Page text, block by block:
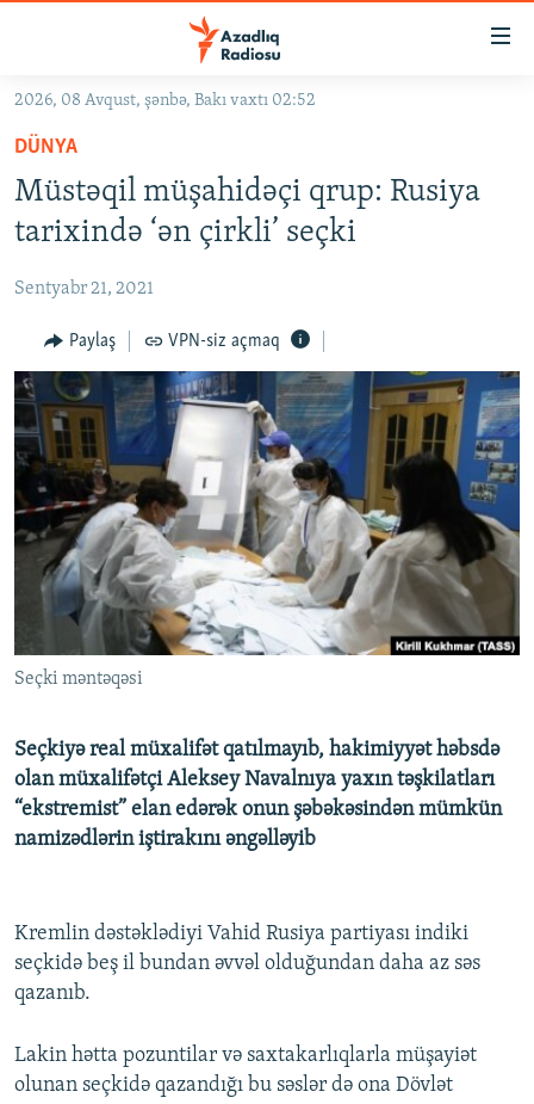
Əsas
qayıt
Əsas
naviqasiyaya
qayıt
Axtarışa
KORRUPSIOMETR
FƏRQƏ BAX
QANUNI DOĞRU
ARAŞDIRMA
MULTIMEDIA
VIDEO
FOTOQALEREYA
İNFOQRAFIKA
KARIKATURA
RADIO ARXIV
OXU ZALI
AZƏRBAYCAN ƏDƏBIYYATI KITABXANASI
İSLAM VƏ DEMOKRATIYA
İZ - MƏDƏNIYYƏT PROQRAMI
HAQQIMIZDA
MISSIYAMIZ
PEŞƏ ETIKASI VƏ JURNALISTIKA STANDARTLARIMIZ
MATERIALLARIMIZDAN ISTIFADƏ
AZADLIQRADIOSU MOBIL TELEFONUNUZDA
XƏBƏR BÜLLETENLƏRIMIZ
BIZI IZLƏ
RFE/RL-in bütün saytları
2026, 08 Avqust, şənbə, Bakı vaxtı 02:52
DÜNYA
Müstəqil müşahidəçi qrup: Rusiya
tarixində ‘ən çirkli’ seçki
Sentyabr 21, 2021
Paylaş VPN-siz açmaq
Seçki məntəqəsi
Seçkiyə real müxalifət qatılmayıb, hakimiyyət həbsdə
olan müxalifətçi Aleksey Navalnıya yaxın təşkilatları
“ekstremist” elan edərək onun şəbəkəsindən mümkün
namizədlərin iştirakını əngəlləyib
Kremlin dəstəklədiyi Vahid Rusiya partiyası indiki
seçkidə beş il bundan əvvəl olduğundan daha az səs
qazanıb.
Lakin hətta pozuntilar və saxtakarlıqlarla müşayiət
olunan seçkidə qazandığı bu səslər də ona Dövlət